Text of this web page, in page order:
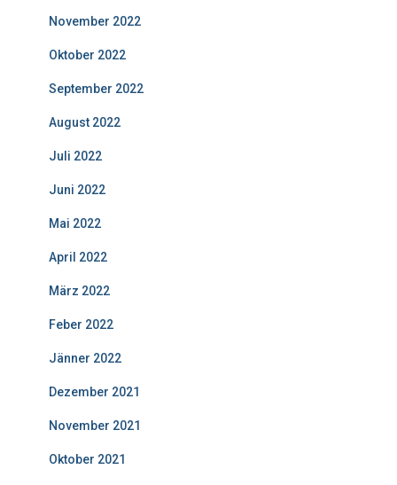
November 2022
Oktober 2022
September 2022
August 2022
Juli 2022
Juni 2022
Mai 2022
April 2022
März 2022
Feber 2022
Jänner 2022
Dezember 2021
November 2021
Oktober 2021